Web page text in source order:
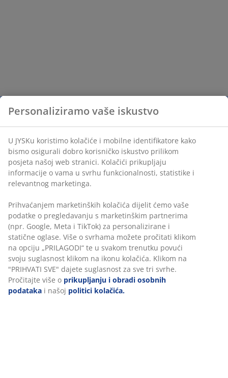
Personaliziramo vaše iskustvo
U JYSKu koristimo kolačiće i mobilne identifikatore kako
bismo osigurali dobro korisničko iskustvo prilikom
posjeta našoj web stranici. Kolačići prikupljaju
informacije o vama u svrhu funkcionalnosti, statistike i
relevantnog marketinga.
Prihvaćanjem marketinških kolačića dijelit ćemo vaše
podatke o pregledavanju s marketinškim partnerima
(npr. Google, Meta i TikTok) za personalizirane i
statične oglase. Više o svrhama možete pročitati klikom
na opciju „PRILAGODI“ te u svakom trenutku povući
svoju suglasnost klikom na ikonu kolačića. Klikom na
"PRIHVATI SVE" dajete suglasnost za sve tri svrhe.
Pročitajte više o prikupljanju i obradi osobnih
podataka i našoj politici kolačića.